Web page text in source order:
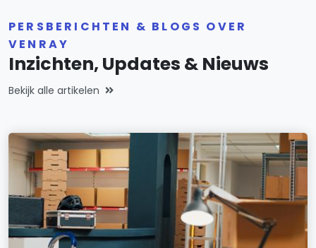
PERSBERICHTEN & BLOGS OVER
VENRAY
Inzichten, Updates & Nieuws
Bekijk alle artikelen